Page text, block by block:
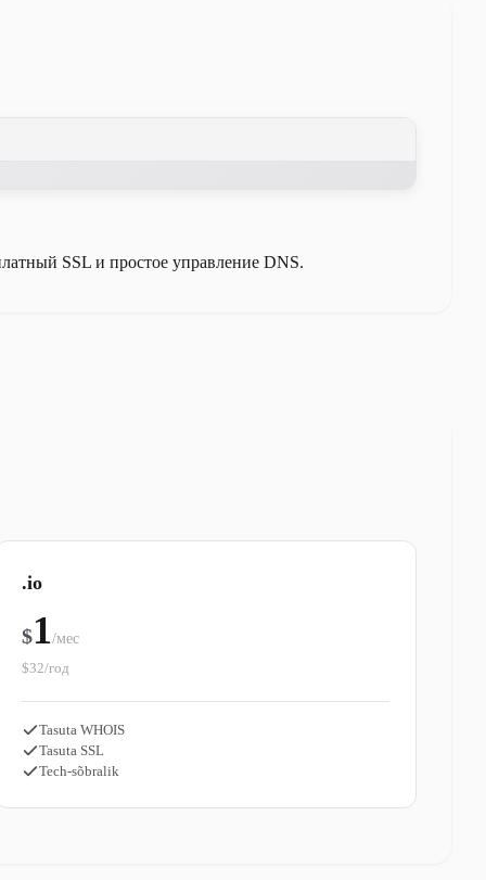
SSL и простое управление DNS.
.io
$1/мес
$32/год
Tasuta WHOIS
Tasuta SSL
Tech-sõbralik